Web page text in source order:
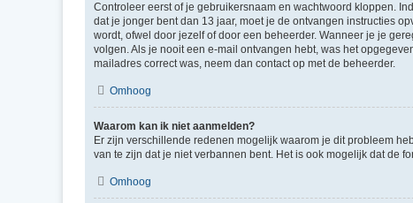
Controleer eerst of je gebruikersnaam en wachtwoord kloppen.
dat je jonger bent dan 13 jaar, moet je de ontvangen instructies
wordt, ofwel door jezelf of door een beheerder. Wanneer je je
volgen. Als je nooit een e-mail ontvangen hebt, was het
mailadres correct was, neem dan contact op met de beheerder.
Omhoog
Waarom kan ik niet aanmelden?
Er zijn verschillende redenen mogelijk waarom je dit probleem
van te zijn dat je niet verbannen bent. Het is ook mogelijk dat de
Omhoog